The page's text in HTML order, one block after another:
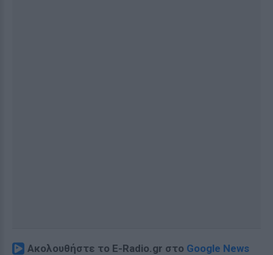
Ακολουθήστε το E-Radio.gr στο Google News